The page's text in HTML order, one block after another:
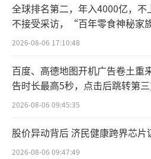
“此次收购也将是安
程碑，多品牌战略为应对
供了坚实的发展基础。
集团有信心凭借集团‘品
力，未来释放狼爪优秀的
体育用品集团再进一步。
全球排名第二，年入4000亿，不
不接受采访，“百年零食神秘家
出水面？
2026-08-06 17:10:48
百度、高德地图开机广告卷土重
告时长最高5秒，点击后跳转第
2026-08-06 09:45:35
股价异动背后 济民健康跨界芯片
2026-08-06 09:47:49